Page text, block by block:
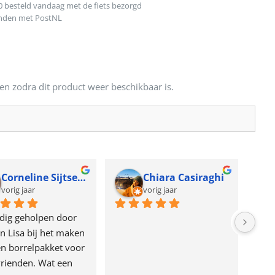
besteld vandaag met de fiets bezorgd
met PostNL
zodra dit product weer beschikbaar is.
Corneline Sijtsema
vorig jaar
geholpen door
Lisa bij het maken
borrelpakket voor
Wat een
Chiara Casiraghi
vorig jaar